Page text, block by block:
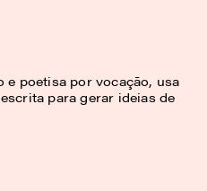
poetisa por vocação, usa
para gerar ideias de